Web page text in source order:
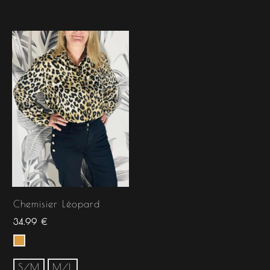
Chemisier Léopard
34.99 €
S/M M/L